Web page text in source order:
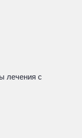
лечения с